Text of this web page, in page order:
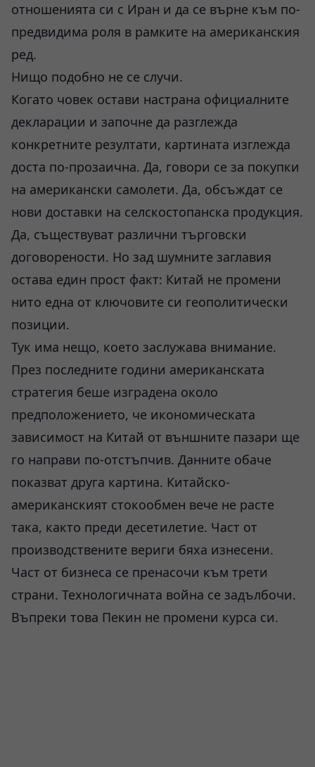
отношенията си с Иран и да се върне към по-
предвидима роля в рамките на американския
ред.
Нищо подобно не се случи.
Когато човек остави настрана официалните
декларации и започне да разглежда
конкретните резултати, картината изглежда
доста по-прозаична. Да, говори се за покупки
на американски самолети. Да, обсъждат се
нови доставки на селскостопанска продукция.
Да, съществуват различни търговски
договорености. Но зад шумните заглавия
остава един прост факт: Китай не промени
нито една от ключовите си геополитически
позиции.
Тук има нещо, което заслужава внимание.
През последните години американската
стратегия беше изградена около
предположението, че икономическата
зависимост на Китай от външните пазари ще
го направи по-отстъпчив. Данните обаче
показват друга картина. Китайско-
американският стокообмен вече не расте
така, както преди десетилетие. Част от
производствените вериги бяха изнесени.
Част от бизнеса се пренасочи към трети
страни. Технологичната война се задълбочи.
Въпреки това Пекин не промени курса си.